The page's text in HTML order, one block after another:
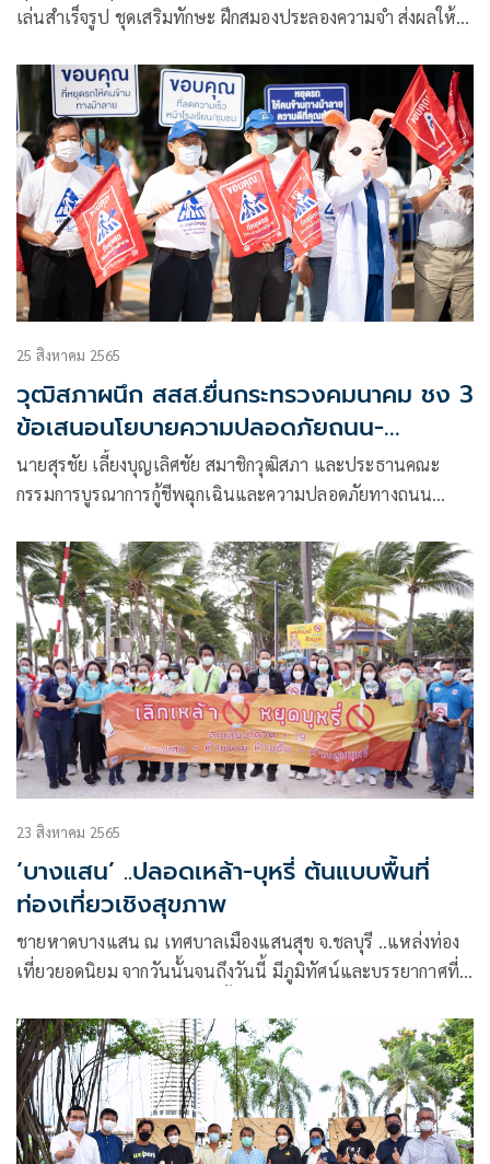
เล่นสำเร็จรูป ชุดเสริมทักษะ ฝึกสมองประลองความจำ ส่งผลให้
25 สิงหาคม 2565
วุฒิสภาผนึก สสส.ยื่นกระทรวงคมนาคม ชง 3
ข้อเสนอนโยบายความปลอดภัยถนน-
ทางม้าลาย หลังพบปี 64 ผู้เสียชีวิตเป็นคน
เดินเท้า-คนข้ามถนนมากถึง 8 % ชี้
นายสุรชัย เลี้ยงบุญเลิศชัย สมาชิกวุฒิสภา และประธานคณะ
กรรมการบูรณาการกู้ชีพฉุกเฉินและความปลอดภัยทางถนน
23 สิงหาคม 2565
‘บางแสน’ ..ปลอดเหล้า-บุหรี่ ต้นแบบพื้นที่
ท่องเที่ยวเชิงสุขภาพ
ชายหาดบางแสน ณ เทศบาลเมืองแสนสุข จ.ชลบุรี ..แหล่งท่อง
เที่ยวยอดนิยม จากวันนั้นจนถึงวันนี้ มีภูมิทัศน์และบรรยากาศที่